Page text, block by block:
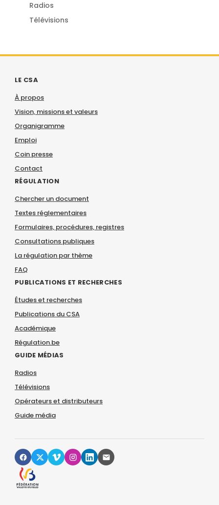
Radios
Télévisions
LE CSA
À propos
Vision, missions et valeurs
Organigramme
Emploi
Coin presse
Contact
RÉGULATION
Chercher un document
Textes réglementaires
Formulaires, procédures, registres
Consultations publiques
La régulation par thème
FAQ
PUBLICATIONS ET RECHERCHES
Études et recherches
Publications du CSA
Académique
Régulation.be
GUIDE MÉDIAS
Radios
Télévisions
Opérateurs et distributeurs
Guide média